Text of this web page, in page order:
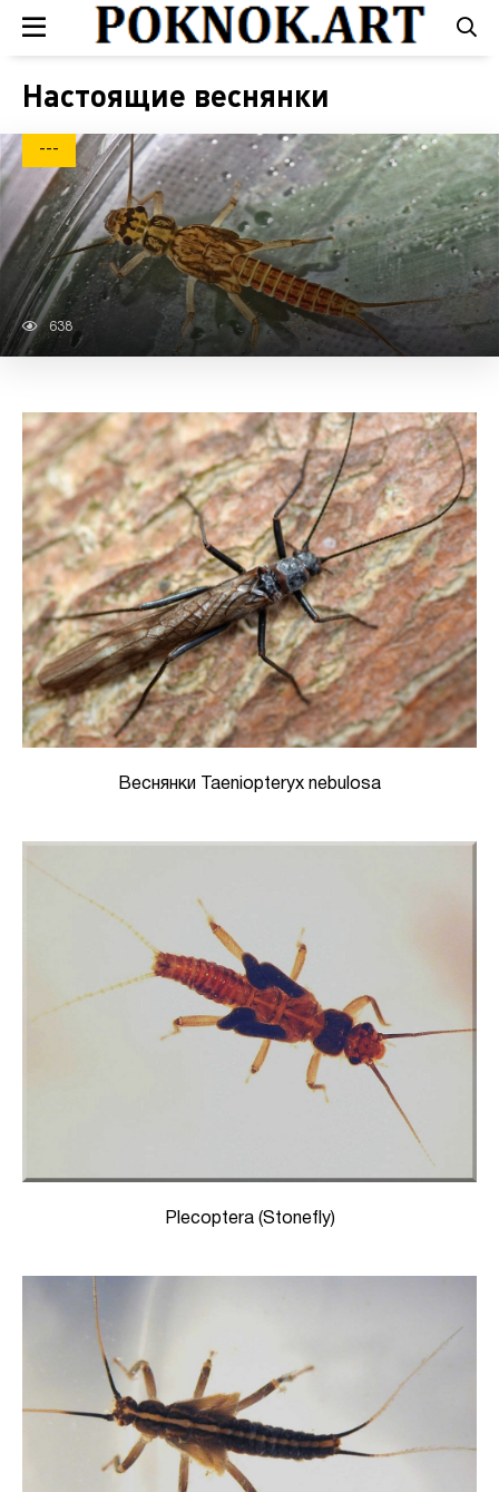
Настоящие веснянки
---
638
Веснянки Taeniopteryx nebulosa
Plecoptera (Stonefly)